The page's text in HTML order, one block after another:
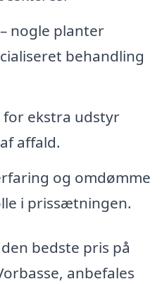
nogle planter
behandling
for ekstra udstyr
affald.
og omdømme
i prissætningen.
bedste pris på
anbefales